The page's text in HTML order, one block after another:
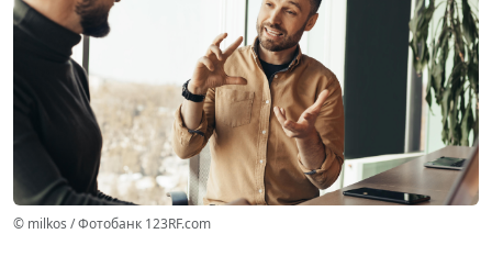
© milkos / Фотобанк 123RF.com